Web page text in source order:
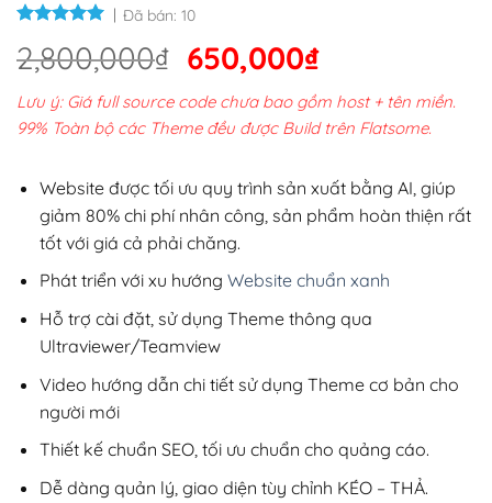
Đã bán: 10
2,800,000₫ Giá
gốc
là:
2,800,000₫.
650,000₫Giá
hiện
tại
650,000₫.
Lưu ý: Giá full source code chưa bao gồm host + tên miền.
99% Toàn bộ các Theme đều được Build trên Flatsome.
Website được tối ưu quy trình sản xuất bằng AI, giúp
giảm 80% chi phí nhân công, sản phẩm hoàn thiện rất
tốt với giá cả phải chăng.
Phát triển với xu hướng Website chuẩn xanh
Hỗ trợ cài đặt, sử dụng Theme thông qua
Ultraviewer/Teamview
Video hướng dẫn chi tiết sử dụng Theme cơ bản cho
người mới
Thiết kế chuẩn SEO, tối ưu chuẩn cho quảng cáo.
Dễ dàng quản lý, giao diện tùy chỉnh KÉO – THẢ.